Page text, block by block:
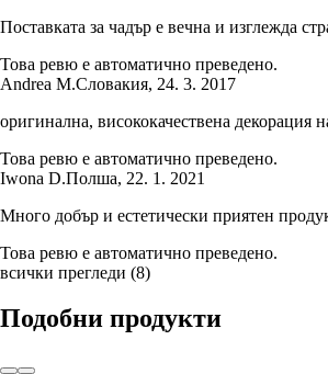
Поставката за чадър е вечна и изглежда
Това ревю е автоматично преведено.
Andrea M.Словакия, 24. 3. 2017
оригинална, висококачествена декорация
Това ревю е автоматично преведено.
Iwona D.Полша, 22. 1. 2021
Много добър и естетически приятен
Това ревю е автоматично преведено.
всички прегледи (8)
Подобни продукти